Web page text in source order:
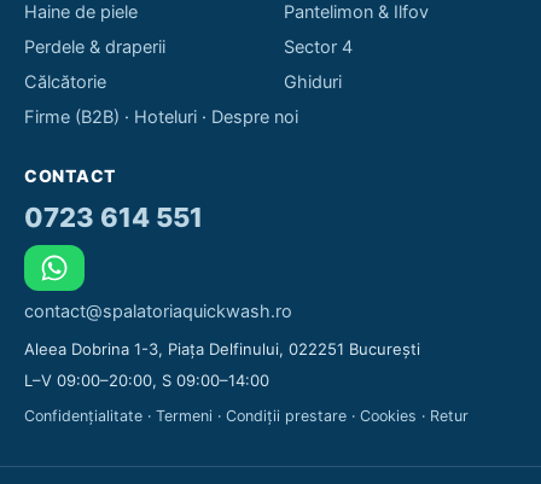
Haine de piele
Perdele & draperii
Călcătorie
Pantelimon & Ilfov
Sector 4
Ghiduri
Firme (B2B) · Hoteluri · Despre noi
CONTACT
0723 614 551
contact@spalatoriaquickwash.ro
Aleea Dobrina 1-3, Piața Delfinului, 022251 București
L–V 09:00–20:00, S 09:00–14:00
Confidențialitate · Termeni · Condiții prestare · Cookies · Retur